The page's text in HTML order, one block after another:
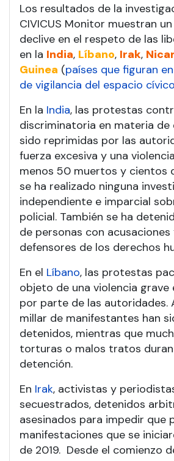
Los resultados de la
CIVICUS Monitor muestran
declive en el respeto de las
en la India, Líbano, Irak,
Guinea (países que figuran
de vigilancia del espacio cívico
En la India, las protestas
discriminatoria en materia de
sido reprimidas por las
fuerza excesiva y una
menos 50 muertos y cientos
se ha realizado ninguna
independiente e imparcial
policial. También se ha
de personas con acusaciones
defensores de los derechos
En el Líbano, las protestas
objeto de una violencia grave
por parte de las autoridades.
millar de manifestantes han
detenidos, mientras que
torturas o malos tratos
detención.
En Irak, activistas y
secuestrados, detenidos
asesinados para impedir que
manifestaciones que se
de 2019. Desde el comienzo